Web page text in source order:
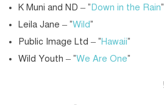
K Muni and ND – “Down in the Rain
Leila Jane – “Wild
Public Image Ltd – “Hawaii
Wild Youth – “We Are One